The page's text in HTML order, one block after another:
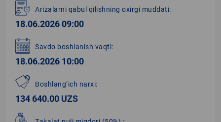
1
of
1
Arizalarni qabul qilishning oxirgi muddati:
18.06.2026 09:00
Savdo boshlanish vaqti:
18.06.2026 10:00
Boshlang‘ich narxi:
134 640.00 UZS